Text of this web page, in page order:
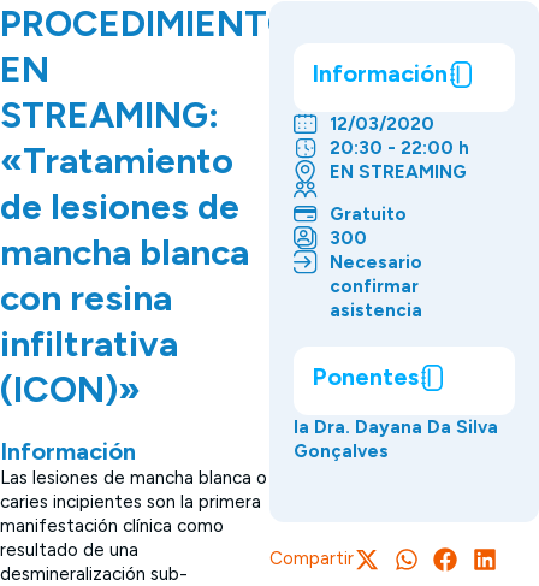
PROCEDIMIENTO
EN
STREAMING:
«Tratamiento
de lesiones de
mancha blanca
con resina
infiltrativa
(ICON)»
Información
Las lesiones de mancha blanca o
caries incipientes son la primera
manifestación clínica como
resultado de una
desmineralización sub-
Información
12/03/2020
20:30 - 22:00 h
EN STREAMING
Gratuito
300
Necesario
confirmar
asistencia
Ponentes
la Dra. Dayana Da Silva
Gonçalves
Compartir